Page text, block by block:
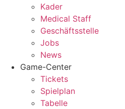
Kader
Medical Staff
Geschäftsstelle
Jobs
News
Game-Center
Tickets
Spielplan
Tabelle